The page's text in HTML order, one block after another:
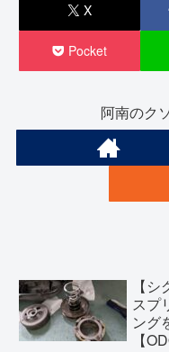
X
Pocket
阿南のク
【
スプ
ング
【